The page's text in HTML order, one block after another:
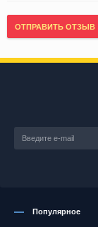
ОТПРАВИТЬ ОТЗЫВ
Популярное